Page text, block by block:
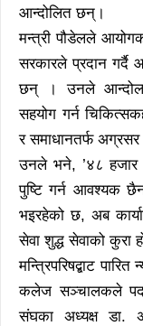
आन्दोलित छन्।
मन्त्री पौडेलले
सरकारले प्रदान गर्दै
छन् । उनले आन्दोलन
सहयोग गर्न
र समाधानतर्फ
उनले भने, ’४८ हजार
पुष्टि गर्न आवश्यक
भइरहेको छ, अब
सेवा शुद्ध सेवाको कुरा
मन्त्रिपरिषद्बाट
कलेज सञ्चालकले
संघका अध्यक्ष डा.